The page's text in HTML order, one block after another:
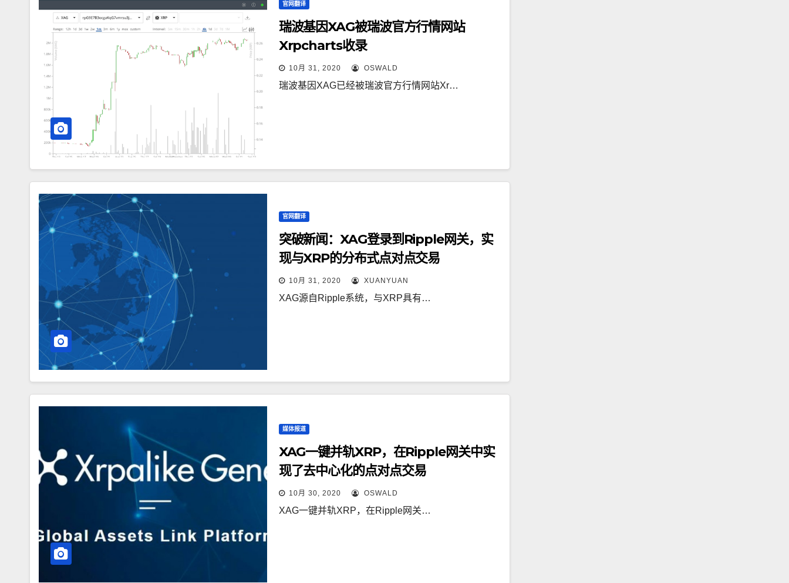
官网翻译
瑞波基因XAG被瑞波官方行情网站
Xrpcharts收录
10月 31, 2020 OSWALD
瑞波基因XAG已经被瑞波官方行情网站Xr…
官网翻译
突破新闻：XAG登录到Ripple网关，实
现与XRP的分布式点对点交易
10月 31, 2020 XUANYUAN
XAG源自Ripple系统，与XRP具有…
媒体报道
XAG一键并轨XRP，在Ripple网关中实
现了去中心化的点对点交易
10月 30, 2020 OSWALD
XAG一键并轨XRP，在Ripple网关…